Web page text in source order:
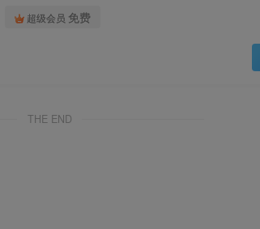
超级会员 免费
THE END